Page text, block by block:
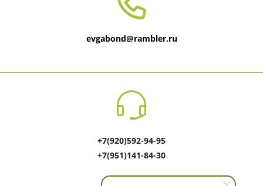
evgabond@rambler.ru
+7(920)592-94-95
+7(951)141-84-30